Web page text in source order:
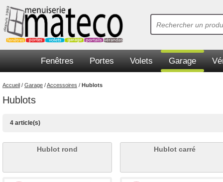
Fenêtres Portes Volets Garage
Accueil / Garage /Accessoires / Hublots
Hublots
4 article(s)
Hublot rond Hublot carré